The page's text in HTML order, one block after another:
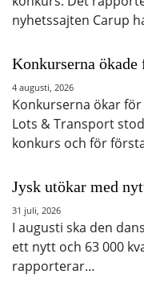
nyhetssajten Carup
Konkurserna
4 augusti, 2026
Konkurserna ökar
Lots & Transport
konkurs och för
Jysk utökar med
31 juli, 2026
I augusti ska den
ett nytt och 63 000
rapporterar…